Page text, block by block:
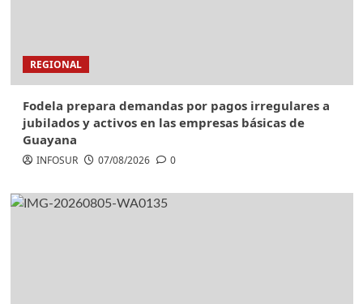
REGIONAL
Fodela prepara demandas por pagos irregulares a
jubilados y activos en las empresas básicas de
Guayana
INFOSUR 07/08/2026 0